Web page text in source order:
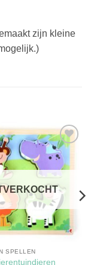
zijn kleine
Toevoegen
aan
verlanglijst
SPELLEN